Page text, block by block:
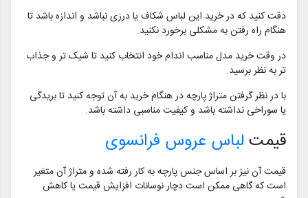
دقت کنید که در خرید این لباس شکاف یا درزی نباشد و اندازه باشد تا
هنگام راه رفتن به مشکلی برخورد نکنید.
در وقت خرید مدل مناسب اندام خود انتخاب کنید تا شیک تر و جذاب
تر به نظر برسید.
با در نظر گرفتن متراژ پارچه در هنگام خرید به آن توجه کنید تا بریدگی
یا سوراخی نداشته باشد و کیفیت مناسبی داشته باشد.
قیمت لباس عروس فرانسوی
قیمت آن نیز بر اساس جنس پارچه به کار رفته شده و متراژ آن متغیر
است که گاهی ممکن است دچار نوسانات افزایش قیمت یا کاهش